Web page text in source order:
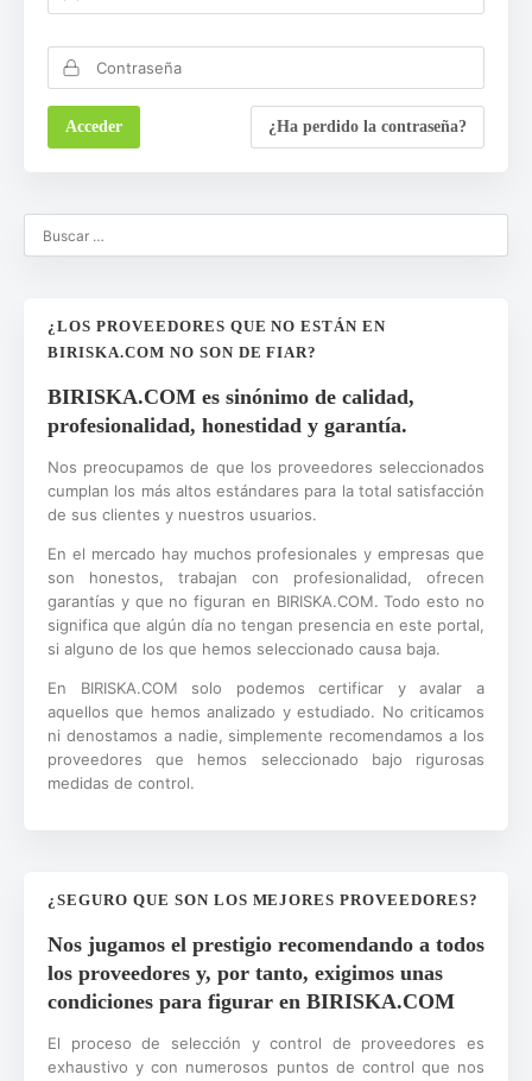
¿Ha perdido la contraseña?
¿LOS PROVEEDORES QUE NO ESTÁN EN
BIRISKA.COM NO SON DE FIAR?
BIRISKA.COM es sinónimo de calidad,
profesionalidad, honestidad y garantía.
Nos preocupamos de que los proveedores seleccionados
cumplan los más altos estándares para la total satisfacción
de sus clientes y nuestros usuarios.
En el mercado hay muchos profesionales y empresas que
son honestos, trabajan con profesionalidad, ofrecen
garantías y que no figuran en BIRISKA.COM. Todo esto no
significa que algún día no tengan presencia en este portal,
si alguno de los que hemos seleccionado causa baja.
En BIRISKA.COM solo podemos certificar y avalar a
aquellos que hemos analizado y estudiado. No criticamos
ni denostamos a nadie, simplemente recomendamos a los
proveedores que hemos seleccionado bajo rigurosas
medidas de control.
¿SEGURO QUE SON LOS MEJORES PROVEEDORES?
Nos jugamos el prestigio recomendando a todos
los proveedores y, por tanto, exigimos unas
condiciones para figurar en BIRISKA.COM
El proceso de selección y control de proveedores es
exhaustivo y con numerosos puntos de control que nos